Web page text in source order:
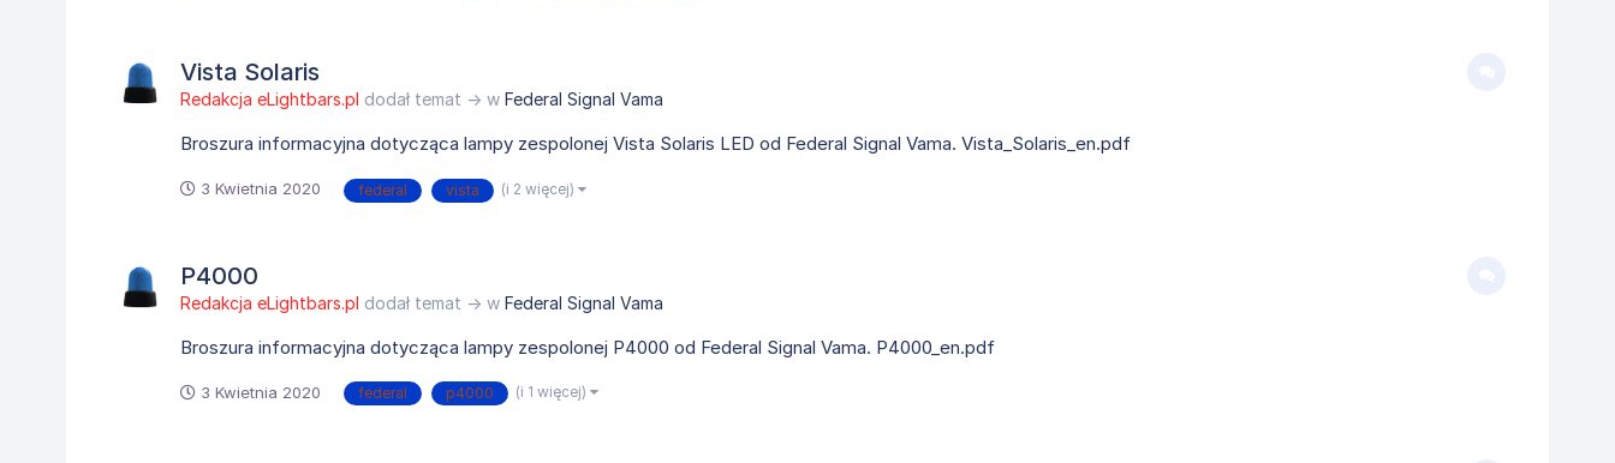
Vista Solaris
Redakcja eLightbars.pl dodał temat → w Federal Signal Vama
Broszura informacyjna dotycząca lampy zespolonej Vista Solaris LED od Federal Signal Vama. Vista_Solaris_en.pdf
3 Kwietnia 2020 federal vista (i 2 więcej)
P4000
Redakcja eLightbars.pl dodał temat → w Federal Signal Vama
Broszura informacyjna dotycząca lampy zespolonej P4000 od Federal Signal Vama. P4000_en.pdf
3 Kwietnia 2020 federal p4000 (i 1 więcej)